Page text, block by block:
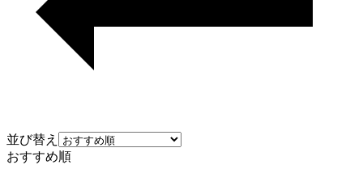
並び替え
おすすめ順